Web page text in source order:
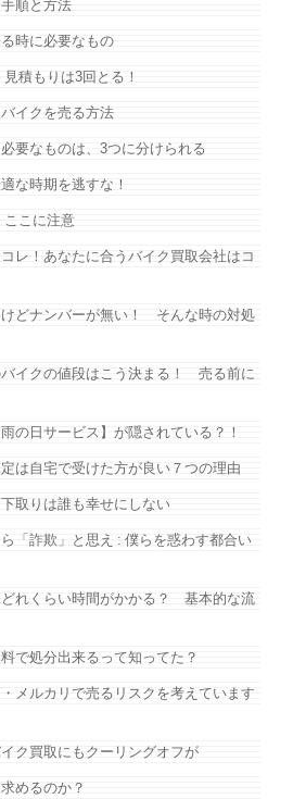
順と方法
時に必要なもの
積もりは3回とる！
イクを売る方法
要なものは、3つに分けられる
な時期を逃すな！
ここに注意
レ！あなたに合うバイク買取会社はコ
けどナンバーが無い！ そんな時の対処
バイクの値段はこう決まる！ 売る前に
の日サービス】が隠されている？！
は自宅で受けた方が良い７つの理由
取りは誰も幸せにしない
ら「詐欺」と思え : 僕らを惑わす都合い
どれくらい時間がかかる？ 基本的な流
で処分出来るって知ってた？
メルカリで売るリスクを考えています
ク買取にもクーリングオフが
めるのか？